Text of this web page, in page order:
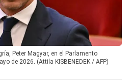
Peter Magyar, en el Parlamento
de 2026. (Attila KISBENEDEK / AFP)